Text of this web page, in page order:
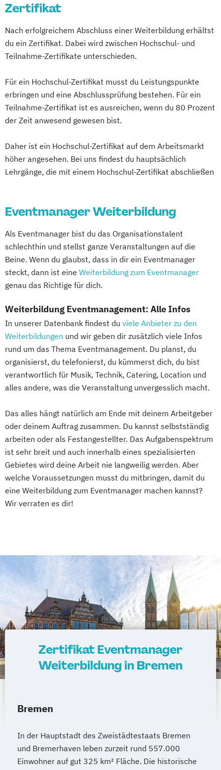
Zertifikat
Nach erfolgreichem Abschluss einer Weiterbildung erhältst
du ein Zertifikat. Dabei wird zwischen Hochschul- und
Teilnahme-Zertifikate unterschieden.
Für ein Hochschul-Zertifikat musst du Leistungspunkte
erbringen und eine Abschlussprüfung bestehen. Für ein
Teilnahme-Zertifikat ist es ausreichen, wenn du 80 Prozent
der Zeit anwesend gewesen bist.
Daher ist ein Hochschul-Zertifikat auf dem Arbeitsmarkt
höher angesehen. Bei uns findest du hauptsächlich
Lehrgänge, die mit einem Hochschul-Zertifikat abschließen
Eventmanager Weiterbildung
Als Eventmanager bist du das Organisationstalent
schlechthin und stellst ganze Veranstaltungen auf die
Beine. Wenn du glaubst, dass in dir ein Eventmanager
steckt, dann ist eine Weiterbildung zum Eventmanager
genau das Richtige für dich.
Weiterbildung Eventmanagement: Alle Infos
In unserer Datenbank findest du viele Anbieter zu den
Weiterbildungen und wir geben dir zusätzlich viele Infos
rund um das Thema Eventmanagement. Du planst, du
organisierst, du telefonierst, du kümmerst dich, du bist
verantwortlich für Musik, Technik, Catering, Location und
alles andere, was die Veranstaltung unvergesslich macht.
Das alles hängt natürlich am Ende mit deinem Arbeitgeber
oder deinem Auftrag zusammen. Du kannst selbstständig
arbeiten oder als Festangestellter. Das Aufgabenspektrum
ist sehr breit und auch innerhalb eines spezialisierten
Gebietes wird deine Arbeit nie langweilig werden. Aber
welche Voraussetzungen musst du mitbringen, damit du
eine Weiterbildung zum Eventmanager machen kannst?
Wir verraten es dir!
Zertifikat Eventmanager
Weiterbildung in Bremen
Bremen
In der Hauptstadt des Zweistädtestaats Bremen
und Bremerhaven leben zurzeit rund 557.000
Einwohner auf gut 325 km² Fläche. Die historische